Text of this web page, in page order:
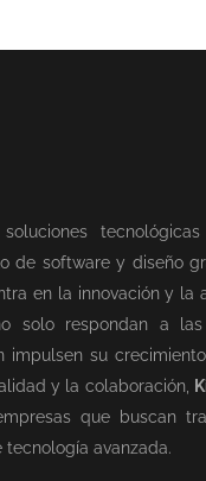
de software y diseño
en la innovación y la
solo respondan a las
impulsen su
y la colaboración,
que buscan
avanzada.